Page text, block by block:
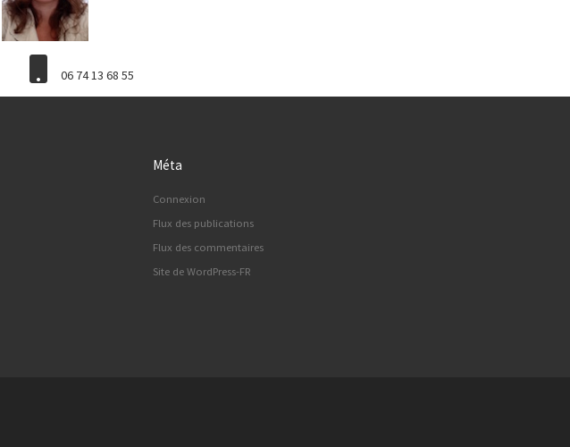
06 74 13 68 55
Méta
Connexion
Flux des publications
Flux des commentaires
Site de WordPress-FR